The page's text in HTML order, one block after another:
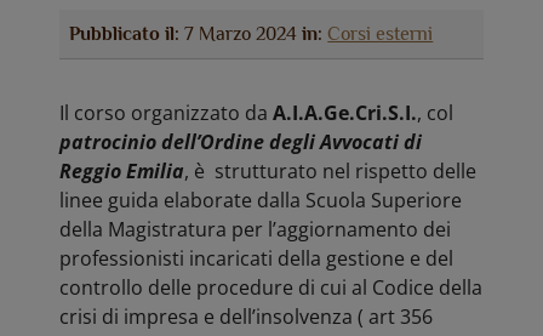
Pubblicato il: 7 Marzo 2024in: Corsi esterni
Il corso organizzato daA.I.A.Ge.Cri.S.I., col
patrocinio dell’Ordine degli Avvocati di
Reggio Emilia, è strutturato nel rispetto delle
linee guida elaborate dalla Scuola Superiore
della Magistratura per l’aggiornamento dei
professionisti incaricati della gestione e del
controllo delle procedure di cui al Codice della
crisi di impresa e dell’insolvenza ( art 356